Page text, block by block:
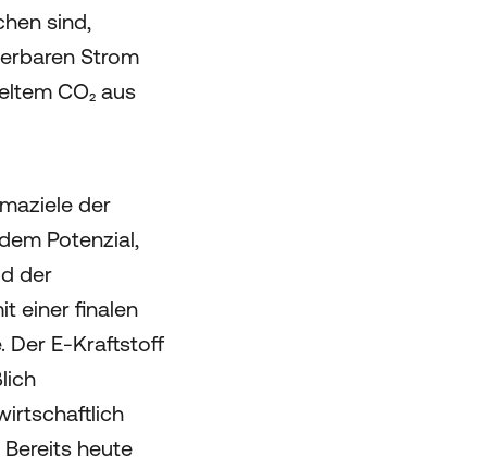
sind,
Strom
CO₂ aus
der
Potenzial,
der
einer finalen
Der E-Kraftstoff
heute